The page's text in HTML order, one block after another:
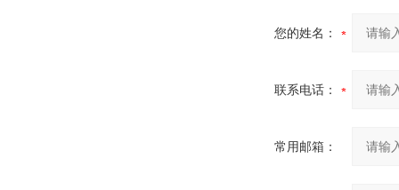
您的姓名：
联系电话：
常用邮箱：